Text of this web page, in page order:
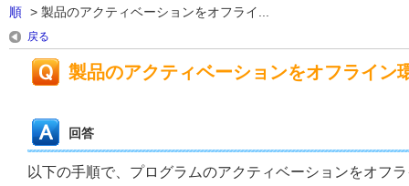
順 > 製品のアクティベーションをオフライ...
戻る
製品のアクティベーションをオフライン
回答
以下の手順で、プログラムのアクティベーションをオフ